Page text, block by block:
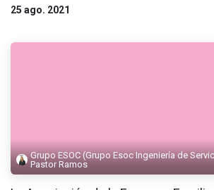
25 ago. 2021
Grupo ESOC (Grupo Esoc Ingeniería de
Pastor Ramos